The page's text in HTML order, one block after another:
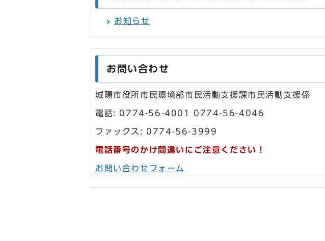
お知らせ
お問い合わせ
城陽市役所市民環境部市民活動支援課市民活動支援係
電話: 0774-56-4001 0774-56-4046
ファックス: 0774-56-3999
電話番号のかけ間違いにご注意ください！
お問い合わせフォーム